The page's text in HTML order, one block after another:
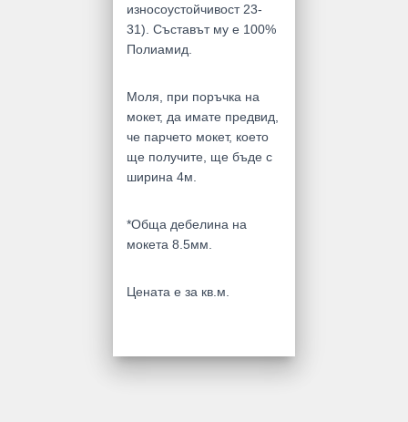
износоустойчивост 23-
31). Съставът му е 100%
Полиамид.
Моля, при поръчка на
мокет, да имате предвид,
че парчето мокет, което
ще получите, ще бъде с
ширина 4м.
*Обща дебелина на
мокета 8.5мм.
Цената е за кв.м.